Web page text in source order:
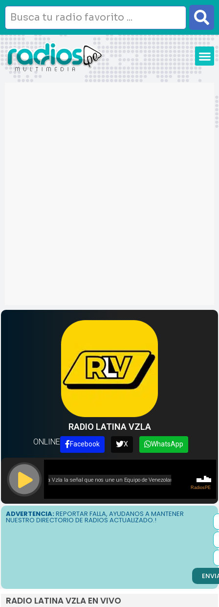
RADIO LATINA VZLA
ONLINE Facebook X WhatsApp
ADVERTENCIA: REPORTAR FALLA, AYUDANOS A MANTENER
NUESTRO DIRECTORIO DE RADIOS ACTUALIZADO.!
RADIO LATINA VZLA EN VIVO